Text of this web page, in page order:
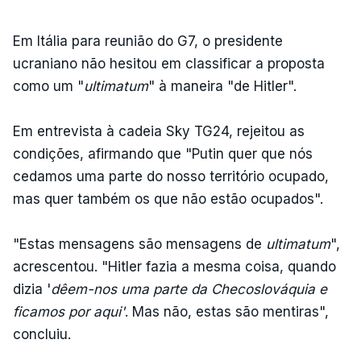
Em Itália para reunião do G7, o presidente
ucraniano não hesitou em classificar a proposta
como um "ultimatum" à maneira "de Hitler".
Em entrevista à cadeia Sky TG24, rejeitou as
condições, afirmando que "Putin quer que nós
cedamos uma parte do nosso território ocupado,
mas quer também os que não estão ocupados".
"Estas mensagens são mensagens de ultimatum",
acrescentou. "Hitler fazia a mesma coisa, quando
dizia 'dêem-nos uma parte da Checoslováquia e
ficamos por aqui'. Mas não, estas são mentiras",
concluiu.